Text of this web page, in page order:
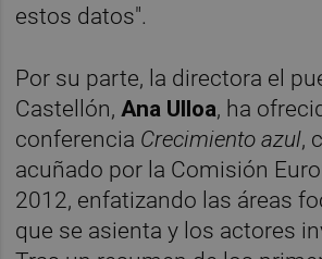
estos datos".
Por su parte, la directora el
Castellón,Ana Ulloa, ha
conferencia Crecimiento azul,
acuñado por la Comisión
2012, enfatizando las áreas
que se asienta y los actores